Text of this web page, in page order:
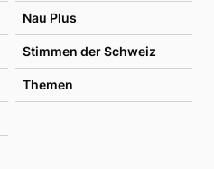
Nau Plus
Stimmen der Schweiz
Themen